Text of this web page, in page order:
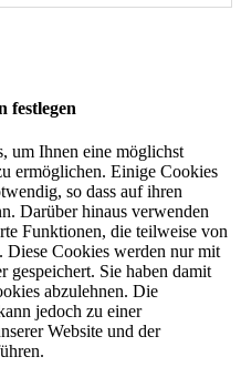
festlegen
um Ihnen eine möglichst
ermöglichen. Einige Cookies
so dass auf ihren
Darüber hinaus verwenden
Funktionen, die teilweise von
Diese Cookies werden nur mit
Sie haben damit
abzulehnen. Die
jedoch zu einer
Website und der